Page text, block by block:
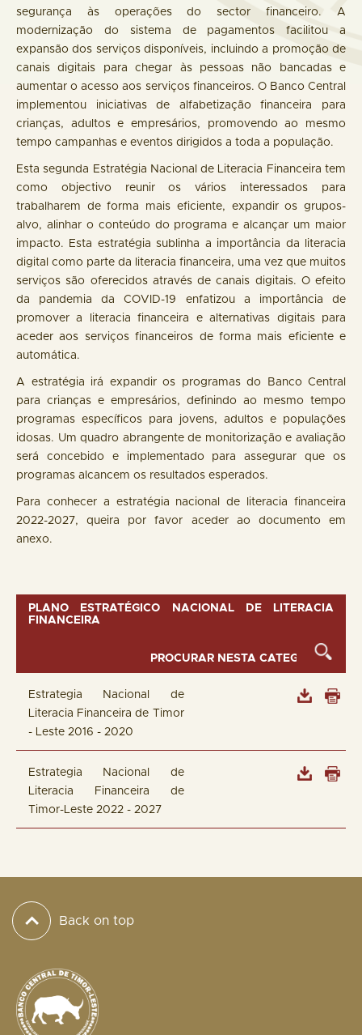
segurança às operações do sector financeiro. A
modernização do sistema de pagamentos facilitou a
expansão dos serviços disponíveis, incluindo a promoção de
canais digitais para chegar às pessoas não bancadas e
aumentar o acesso aos serviços financeiros. O Banco Central
implementou iniciativas de alfabetização financeira para
crianças, adultos e empresários, promovendo ao mesmo
tempo campanhas e eventos dirigidos a toda a população.
Esta segunda Estratégia Nacional de Literacia Financeira tem
como objectivo reunir os vários interessados para
trabalharem de forma mais eficiente, expandir os grupos-
alvo, alinhar o conteúdo do programa e alcançar um maior
impacto. Esta estratégia sublinha a importância da literacia
digital como parte da literacia financeira, uma vez que muitos
serviços são oferecidos através de canais digitais. O efeito
da pandemia da COVID-19 enfatizou a importância de
promover a literacia financeira e alternativas digitais para
aceder aos serviços financeiros de forma mais eficiente e
automática.
A estratégia irá expandir os programas do Banco Central
para crianças e empresários, definindo ao mesmo tempo
programas específicos para jovens, adultos e populações
idosas. Um quadro abrangente de monitorização e avaliação
será concebido e implementado para assegurar que os
programas alcancem os resultados esperados.
Para conhecer a estratégia nacional de literacia financeira
2022-2027, queira por favor aceder ao documento em
anexo.
PLANO ESTRATÉGICO NACIONAL DE LITERACIA
FINANCEIRA
Estrategia Nacional de
Literacia Financeira de Timor
- Leste 2016 - 2020
Estrategia Nacional de
Literacia Financeira de
Timor-Leste 2022 - 2027
Back on top